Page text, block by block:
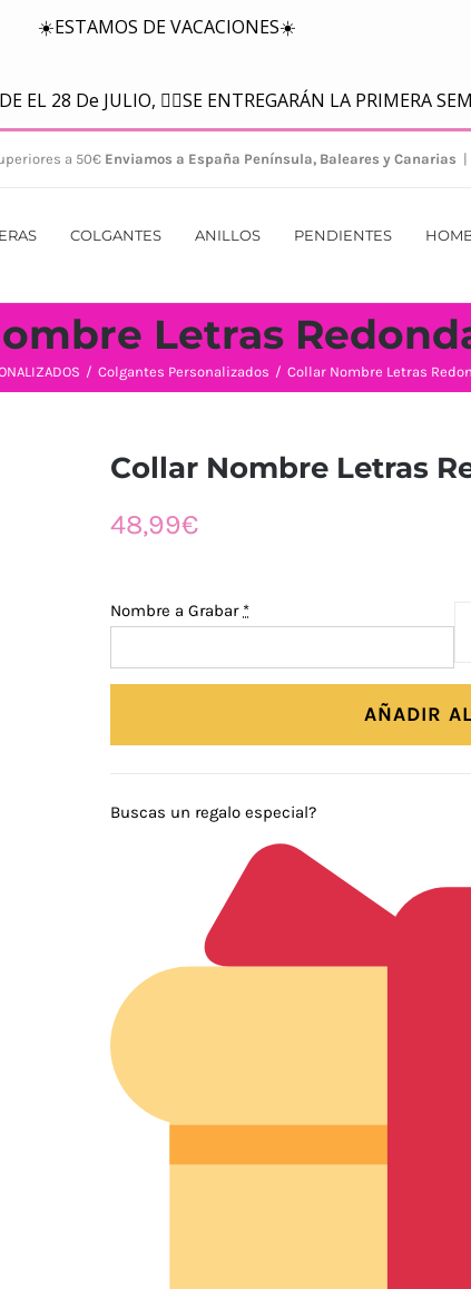
a 50€ Enviamos a España Península, Baleares y Canarias
COLGANTES ANILLOS PENDIENTES
Letras
/ Colgantes Personalizados / Collar Nombre Letras
Collar Nombre Letras
48,99€
Nombre a Grabar *
AÑADIR
Buscas un regalo especial?